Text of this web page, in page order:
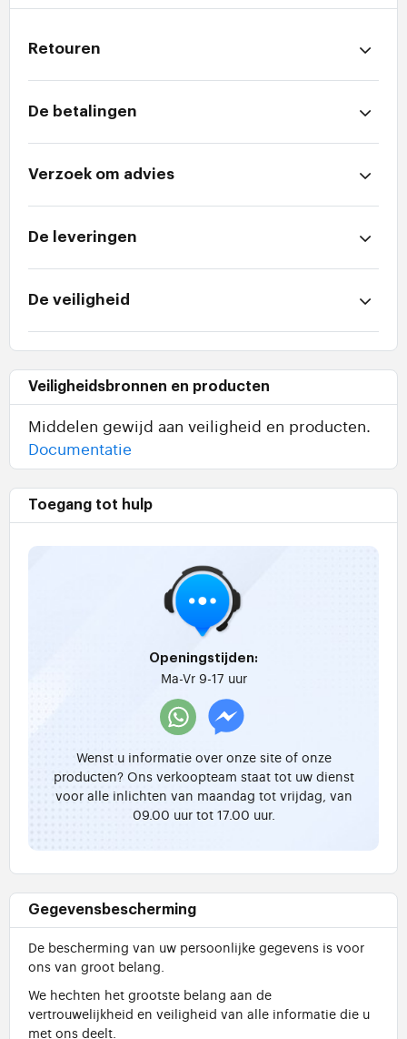
Retouren
De betalingen
Verzoek om advies
De leveringen
De veiligheid
Veiligheidsbronnen en producten
Middelen gewijd aan veiligheid en producten.
Documentatie
Toegang tot hulp
Openingstijden:
Ma-Vr 9-17 uur
Wenst u informatie over onze site of onze
producten? Ons verkoopteam staat tot uw dienst
voor alle inlichten van maandag tot vrijdag, van
09.00 uur tot 17.00 uur.
Gegevensbescherming
De bescherming van uw persoonlijke gegevens is voor
ons van groot belang.
We hechten het grootste belang aan de
vertrouwelijkheid en veiligheid van alle informatie die u
met ons deelt.